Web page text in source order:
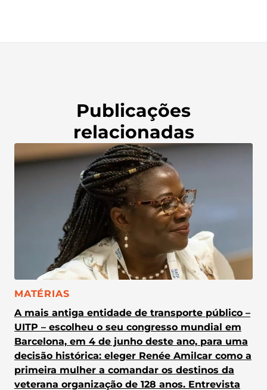
Publicações
relacionadas
CATEGORIA:
MATÉRIAS
A mais antiga entidade de transporte público –
UITP – escolheu o seu congresso mundial em
Barcelona, em 4 de junho deste ano, para uma
decisão histórica: eleger Renée Amilcar como a
primeira mulher a comandar os destinos da
veterana organização de 128 anos. Entrevista